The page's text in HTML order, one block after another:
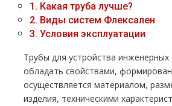
1. Какая тpуба лучше?
2. Виды систем Флексален
3. Условия эксплуатации
Трубы для устройства
обладать свойствами,
осуществляется материалом,
изделия, техническими